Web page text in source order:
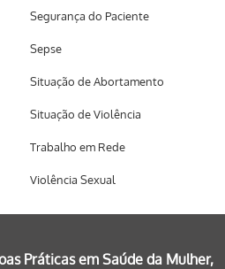
Segurança do Paciente
Sepse
Situação de Abortamento
Situação de Violência
Trabalho em Rede
Violência Sexual
Práticas em Saúde da Mulher,